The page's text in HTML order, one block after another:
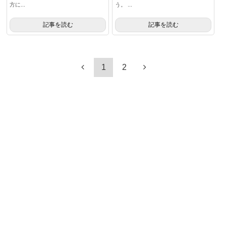
方に...
記事を読む
う。 ...
記事を読む
1 2